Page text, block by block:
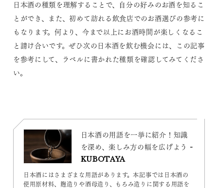
日本酒の種類を理解することで、自分の好みのお酒を知るこ
とができ、また、初めて訪れる飲食店でのお酒選びの参考に
もなります。何より、今まで以上にお酒時間が楽しくなるこ
と請け合いです。ぜひ次の日本酒を飲む機会には、この記事
を参考にして、ラベルに書かれた種類を確認してみてくださ
い。
日本酒の用語を一挙に紹介！知識
を深め、楽しみ方の幅を広げよう -
KUBOTAYA
日本酒にはさまざまな用語があります。本記事では日本酒の
使用原材料、麹造りや酒母造り、もろみ造りに関する用語を